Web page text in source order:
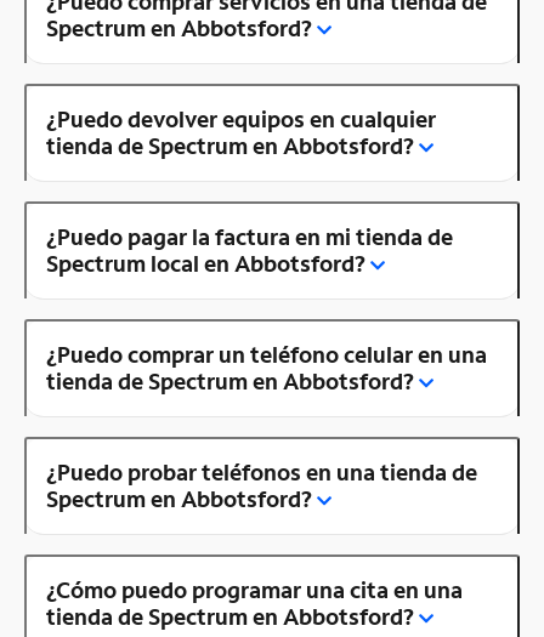
Spectrum en Abbotsford?
¿Puedo devolver equipos en cualquier
tienda de Spectrum en Abbotsford?
¿Puedo pagar la factura en mi tienda de
Spectrum local en Abbotsford?
¿Puedo comprar un teléfono celular en una
tienda de Spectrum en Abbotsford?
¿Puedo probar teléfonos en una tienda de
Spectrum en Abbotsford?
¿Cómo puedo programar una cita en una
tienda de Spectrum en Abbotsford?